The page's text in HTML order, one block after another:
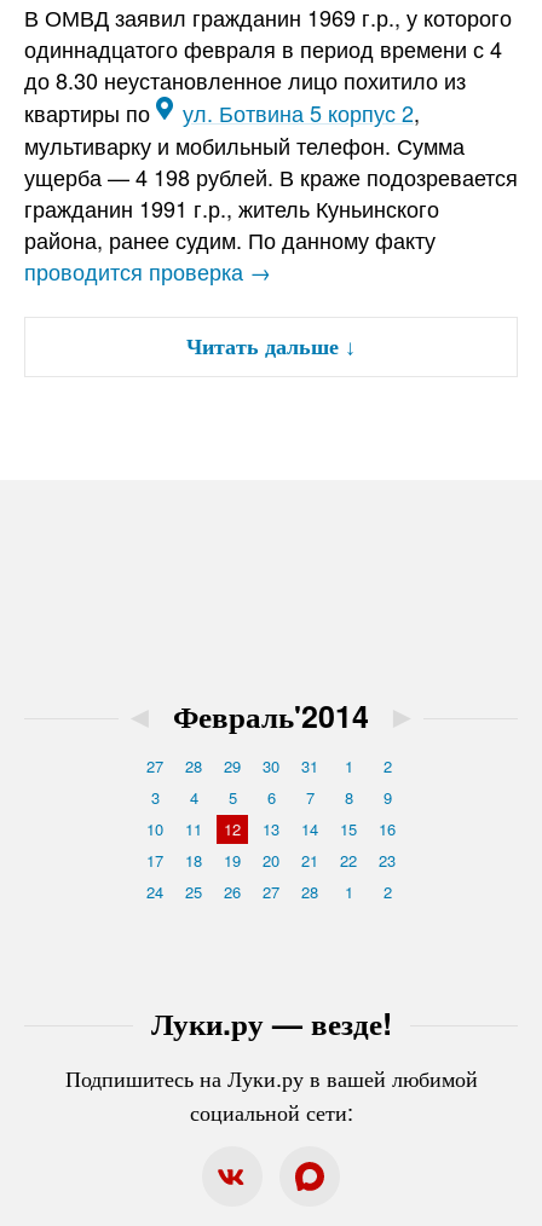
В ОМВД заявил гражданин 1969 г.р., у которого
одиннадцатого февраля в период времени с 4
до 8.30 неустановленное лицо похитило из
квартиры по
ул. Ботвина 5 корпус 2,
мультиварку и мобильный телефон. Сумма
ущерба — 4 198 рублей. В краже подозревается
гражданин 1991 г.р., житель Куньинского
района, ранее судим. По данному факту
проводится проверка →
Читать дальше ↓
Луки.ру — везде!
Подпишитесь на Луки.ру в вашей любимой
социальной сети:
◄ Февраль'2014 ►
27 28 29 30 31 1
2
3
4 5 6 7 8
9
10
11 12 13 14 15
16
17
18 19 20 21 22
23
24
25 26 27 28 1 2